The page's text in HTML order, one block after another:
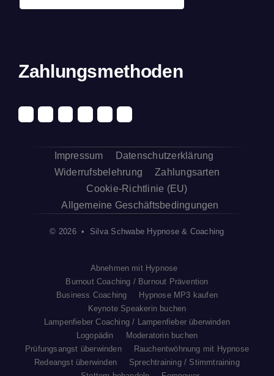
Zahlungsmethoden
Impressum
Datenschutzerklärung
Widerrufsbelehrung
Zahlungsarten
Cookie-Richtlinie (EU)
Allgemeine Geschäftsbedingungen
© 2026 • Silva Schwabe Hypnose & Coaching
Abnehmen mit Hypnose
Burnout Coaching / Burnout Prävention
Business Coaching
Hypnose MP3 kaufen
Keynote Speakerin buchen
Lampenfieber Coaching / Lampenfieber überwinden
Logopädin
Moderatorin buchen
Prüfungsangst überwinden
Rauchentwöhnung mit Hypnose
Redeangst überwinden
Sprechtraining / Stimmtraining